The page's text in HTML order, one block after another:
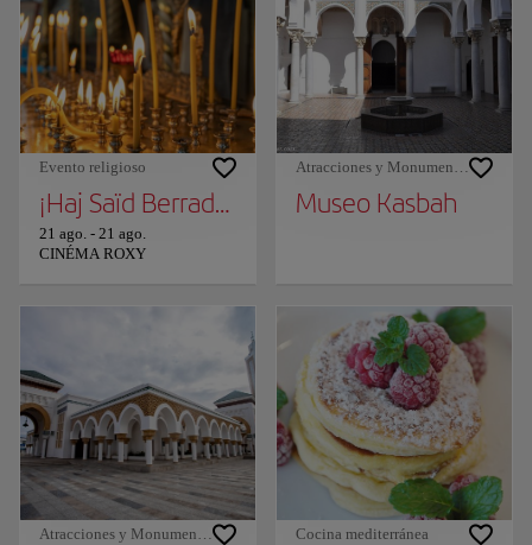
Evento religioso
¡Haj Saïd Berrada en Tánger!
21 ago. - 21 ago.
CINÉMA ROXY
Atracciones y Monumentos
Museo Kasbah
Atracciones y Monumentos Cocina mediterránea